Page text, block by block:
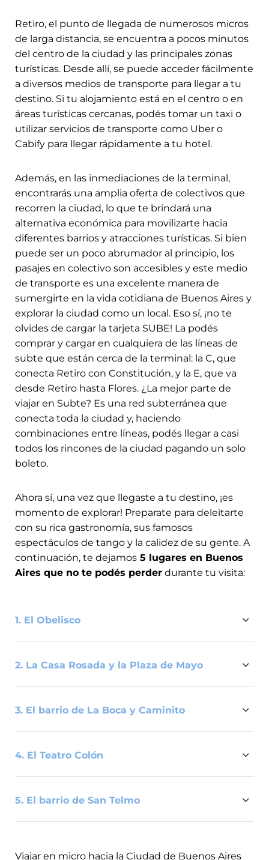
Retiro, el punto de llegada de numerosos micros
de larga distancia,se encuentra a pocos minutos
del centro de la ciudad y las principales zonas
turísticas. Desde allí, se puede acceder fácilmente
a diversos medios de transporte para llegar a tu
destino. Si tu alojamiento está en el centro o en
áreas turísticas cercanas, podés tomar un taxi o
utilizar servicios de transporte como Uber o
Cabify para llegar rápidamente a tu hotel.
Además, en las inmediaciones de la terminal,
encontrarás una amplia oferta de colectivos que
recorren la ciudad, lo que te brindará una
alternativa económica para movilizarte hacia
diferentes barrios y atracciones turísticas. Si bien
puede ser un poco abrumador al principio, los
pasajes en colectivo son accesibles y este medio
de transporte es una excelente manera de
sumergirte en la vida cotidiana de Buenos Aires y
explorar la ciudad como un local. Eso sí, ¡no te
olvides de cargar la tarjeta SUBE! La podés
comprar y cargar en cualquiera de las líneas de
subte que están cerca de la terminal: la C, que
conecta Retiro con Constitución, y la E, que va
desde Retiro hasta Flores. ¿La mejor parte de
viajar en Subte? Es una red subterránea que
conecta toda la ciudad y, haciendo
combinaciones entre líneas, podés llegar a casi
todos los rincones de la ciudad pagando un solo
boleto.
Ahora sí, una vez que llegaste a tu destino, ¡es
momento de explorar! Preparate para deleitarte
con su rica gastronomía, sus famosos
espectáculos de tango y la calidez de su gente. A
continuación, te dejamos 5 lugares en Buenos
Aires que no te podés perderdurante tu visita:
1. El Obelisco
Ninguna visita a Buenos Aires está completa sin
una parada frente al emblemático Obelisco.
Ubicado en pleno corazón de la ciudad, este
monumento icónico se alza majestuosamente en
la intersección entre dos avenidas icónicas.
Primero, la Avenida 9 de Julio, una de las avenidas
2. La Casa Rosada y la Plaza de Mayo
Adentrate en la historia argentina visitando la
Casa Rosada, la sede del Gobierno Nacional, cuyo
corazón del casco histórico de Buenos Aires, la
3. El barrio de La Boca y Caminito
La Boca es un barrio lleno de vida y color que te
4. El Teatro Colón
5. El barrio de San Telmo
Viajar en micro hacia la Ciudad de Buenos Aires